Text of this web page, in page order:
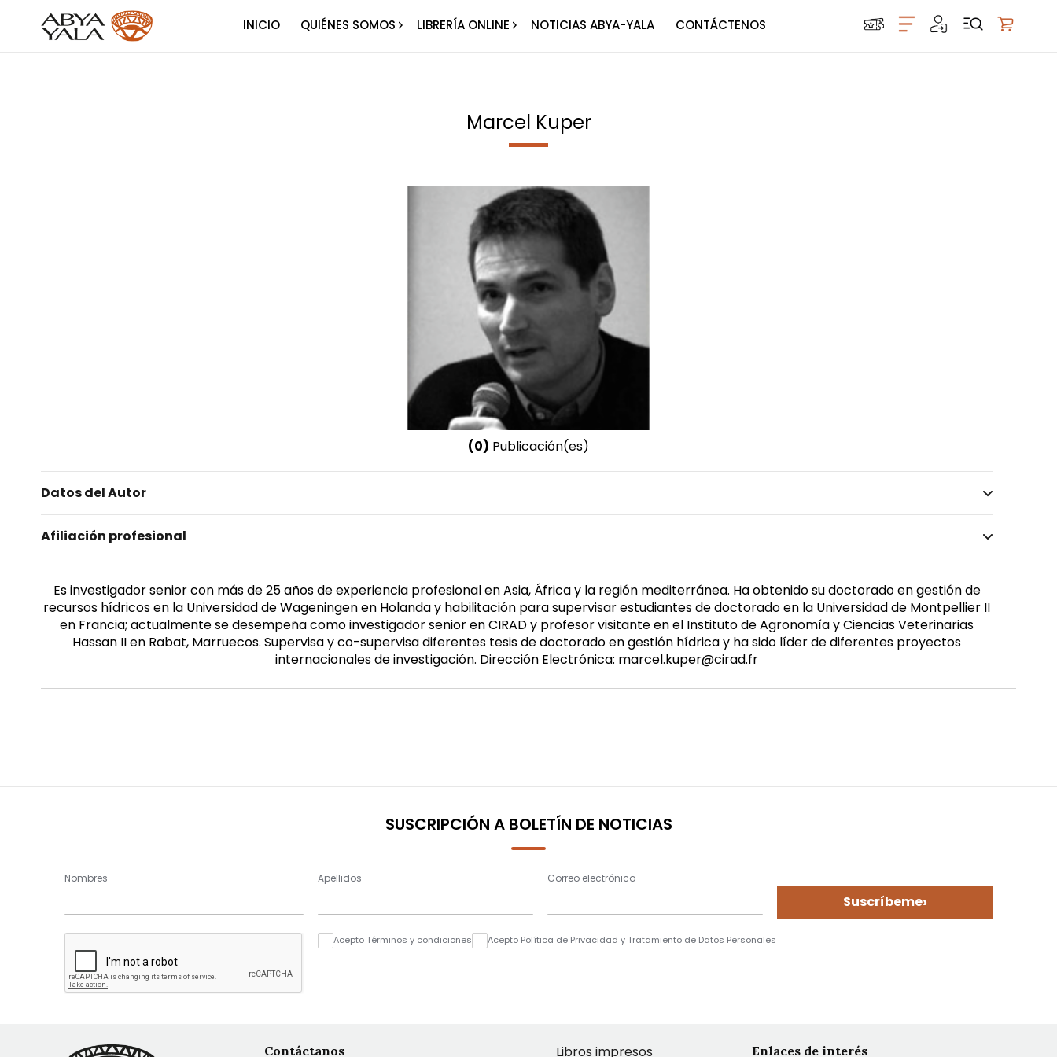
INICIO QUIÉNES SOMOS LIBRERÍA ONLINE NOTICIAS ABYA-YALA CONTÁCTENOS
Marcel Kuper
(0) Publicación(es)
Datos del Autor
Afiliación profesional
Es investigador senior con más de 25 años de experiencia profesional en Asia, África y la región mediterránea. Ha obtenido su doctorado en gestión de
recursos hídricos en la Universidad de Wageningen en Holanda y habilitación para supervisar estudiantes de doctorado en la Universidad de Montpellier II
en Francia; actualmente se desempeña como investigador senior en CIRAD y profesor visitante en el Instituto de Agronomía y Ciencias Veterinarias
Hassan II en Rabat, Marruecos. Supervisa y co-supervisa diferentes tesis de doctorado en gestión hídrica y ha sido líder de diferentes proyectos
internacionales de investigación. Dirección Electrónica: marcel.kuper@cirad.fr
SUSCRIPCIÓN A BOLETÍN DE NOTICIAS
Nombres Apellidos Correo electrónico
Suscríbeme›
Acepto Términos y condiciones Acepto Política de Privacidad y Tratamiento de Datos Personales
Contáctanos Libros impresos Enlaces de interés